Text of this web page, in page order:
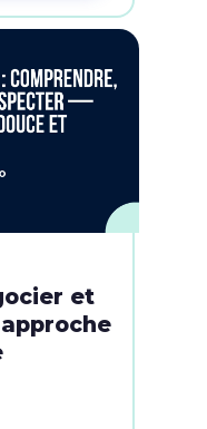
et